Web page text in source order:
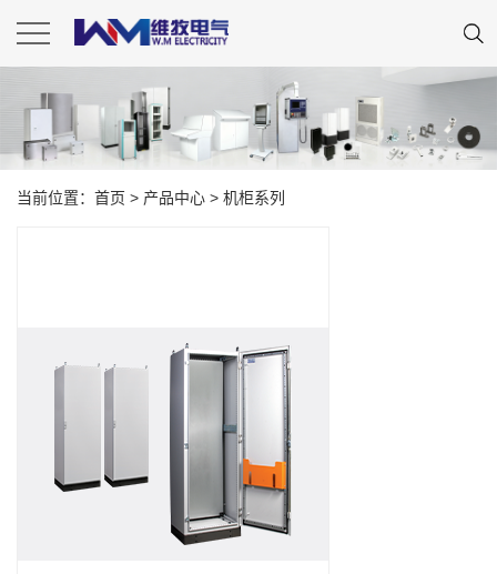
当前位置： 首页 > 产品中心 > 机柜系列